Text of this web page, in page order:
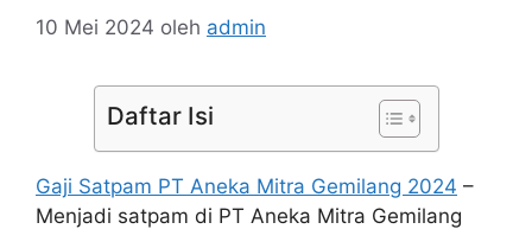
10 Mei 2024 oleh admin
Daftar Isi
Gaji Satpam PT Aneka Mitra Gemilang 2024 –
Menjadi satpam di PT Aneka Mitra Gemilang